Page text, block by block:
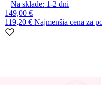
Na sklade: 1-2dni
149,00 €
119,20 €Najmenšia cena za